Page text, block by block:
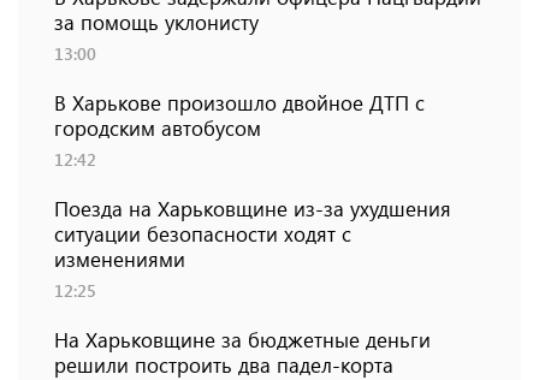
за помощь уклонисту
13:00
В Харькове произошло двойное ДТП с
городским автобусом
12:42
Поезда на Харьковщине из-за ухудшения
ситуации безопасности ходят с
изменениями
12:25
На Харьковщине за бюджетные деньги
решили построить два падел-корта